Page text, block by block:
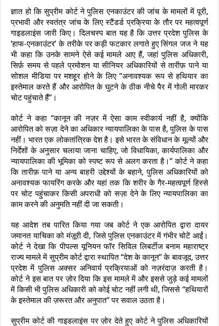
ज्ञात हो कि सुप्रीम कोर्ट ने पुलिस एनकाउंटर की जांच के मामलों में पूरी,
प्रभावी और स्वतंत्र जांच के लिए स्टैंडर्ड प्रक्रिया के तौर पर महत्वपूर्ण
गाइडलाइंस जारी किए। दिलचस्प बात यह है कि उत्तर प्रदेश पुलिस के
‘हाफ-एनकाउंटर’ के तरीके पर कड़ी फटकार लगाते हुए सिंगल जज ने यह
भी कहा कि उनके सामने ऐसे कई मामले आए हैं, जहां पुलिस अधिकारी,
सिर्फ़ समय से पहले प्रमोशन या सीनियर अधिकारियों से तारीफ़ पाने या
सोशल मीडिया पर मशहूर होने के लिए “अनावश्यक रूप से हथियार का
इस्तेमाल करते हैं और आरोपित के घुटने के ठीक नीचे पैर में गोली मारकर
चोट पहुंचाते हैं”।
कोर्ट ने कहा “कानून की नज़र में ऐसा काम स्वीकार्य नहीं है, क्योंकि
आरोपित को सज़ा देने का अधिकार न्यायपालिका के पास है, पुलिस के पास
नहीं। भारत एक लोकतांत्रिक देश है। इसे भारत के संविधान के मूल्यों और
निर्देशों के अनुसार चलाया जाना चाहिए, जो विधायिका, कार्यपालिका और
न्यायपालिका की भूमिका को स्पष्ट रूप से अलग करता है।” कोर्ट ने कहा
कि तारीफ़ पाने या अन्य बाहरी उद्देश्यों के बहाने, पुलिस अधिकारियों को
अनावश्यक फायरिंग करके और यहां तक ​​कि शरीर के गैर-महत्वपूर्ण हिस्से
पर चोट पहुंचाकर किसी अपराधी को सज़ा देने के लिए न्यायपालिका का
काम करने की अनुमति नहीं दी जा सकती।
यह आदेश तब पारित किया गया जब कोर्ट ने एक आरोपित द्वारा दायर
जमानत याचिका को मंज़ूरी दी, जिसे पुलिस एनकाउंटर में गंभीर चोटें आईं।
कोर्ट ने देखा कि पीपल्स यूनियन फॉर सिविल लिबर्टीज बनाम महाराष्ट्र
राज्य मामले में सुप्रीम कोर्ट द्वारा स्थापित “देश के कानून” के बावजूद, उत्तर
प्रदेश में पुलिस अक्सर अनिवार्य प्रक्रियाओं को नज़रंदाज़ करती है।
कोर्ट ने इस बात पर ज़ोर दिया कि इस मामले में और इससे जुड़े कई मामलों
में किसी भी पुलिस अधिकारी को कोई चोट नहीं लगी थी, जिससे “हथियारों
के इस्तेमाल की ज़रूरत और अनुपात” पर सवाल उठता है।
सुप्रीम कोर्ट की गाइडलाइंस पर ज़ोर देते हुए कोर्ट ने पुलिस अधिकारियों